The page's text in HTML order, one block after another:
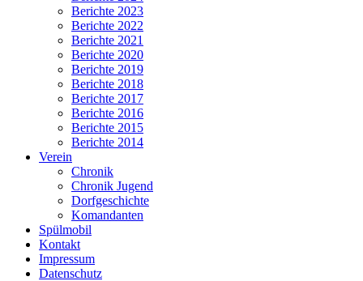
Berichte 2023
Berichte 2022
Berichte 2021
Berichte 2020
Berichte 2019
Berichte 2018
Berichte 2017
Berichte 2016
Berichte 2015
Berichte 2014
Verein
Chronik
Chronik Jugend
Dorfgeschichte
Komandanten
Spülmobil
Kontakt
Impressum
Datenschutz